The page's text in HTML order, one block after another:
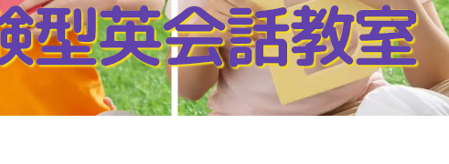
型英会話教室